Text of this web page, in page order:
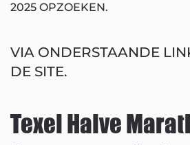
2025 OPZOEKEN.
VIA ONDERSTAANDE
DE SITE.
Texel Halve